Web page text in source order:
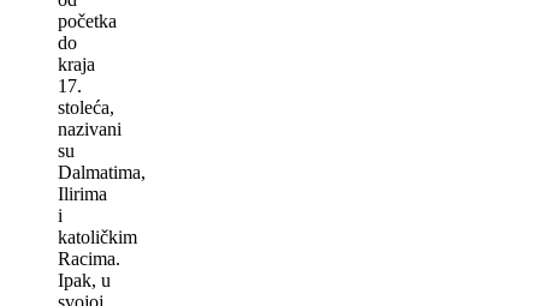
početka
do
kraja
17.
stoleća,
nazivani
su
Dalmatima,
Ilirima
i
katoličkim
Racima.
Ipak, u
svojoj